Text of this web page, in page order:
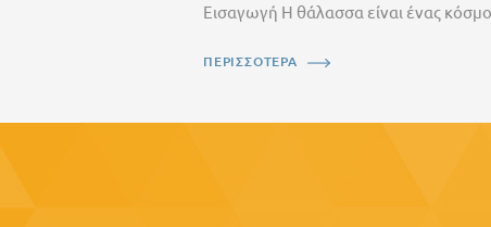
Εισαγωγή Η θάλασσα είναι ένας
ΠΕΡΙΣΣΟΤΕΡΑ